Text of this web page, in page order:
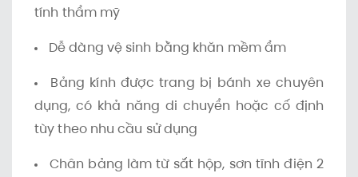
tính thẩm mỹ
Dễ dàng vệ sinh bằng khăn mềm ẩm
Bảng kính được trang bị bánh xe chuyên
dụng, có khả năng di chuyển hoặc cố định
tùy theo nhu cầu sử dụng
Chân bảng làm từ sắt hộp, sơn tĩnh điện 2